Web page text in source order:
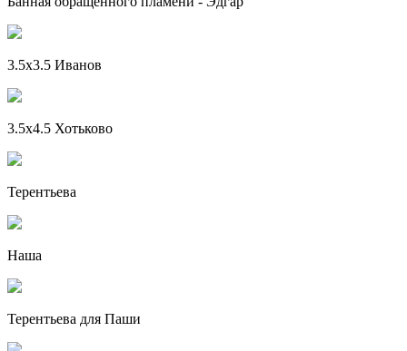
3.5x3.5 Иванов
3.5x4.5 Хотьково
Терентьева
Наша
Терентьева для Паши